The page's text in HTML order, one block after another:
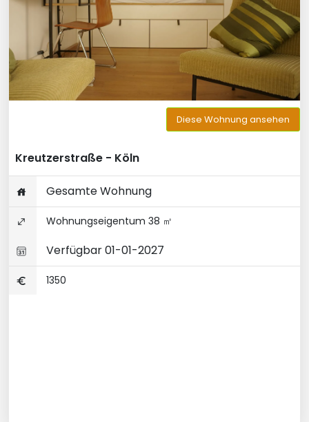
Diese Wohnung ansehen
Kreutzerstraße - Köln
Gesamte Wohnung
Wohnungseigentum 38 ㎡
Verfügbar 01-01-2027
1350